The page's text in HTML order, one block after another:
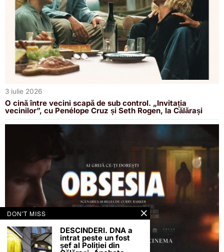
3 iulie 2026
O cină între vecini scapă de sub control. „Invitația
vecinilor”, cu Penélope Cruz și Seth Rogen, la Călărași
DON'T MISS
DESCINDERI. DNA a
intrat peste un fost
șef al Poliției din